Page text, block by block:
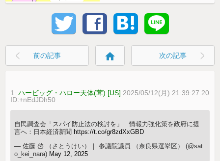
前の記事 home 次の記事
1:ハービッグ・ハロー天体(茸) [US] 2025/05/12(月) 21:39:27.20
ID:+nEdJDh50
自民調査会「スパイ防止法の検討を」 情報力強化策を政府に提
言へ：日本経済新聞 https://t.co/gr8zdXxGBD
— 佐藤 啓 （さとうけい）｜ 参議院議員 （奈良県選挙区） (@sat
o_kei_nara) May 12, 2025